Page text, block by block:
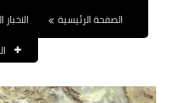
الصفحة الرئيسية